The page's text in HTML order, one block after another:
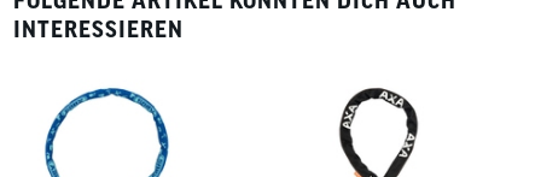
INTERESSIEREN